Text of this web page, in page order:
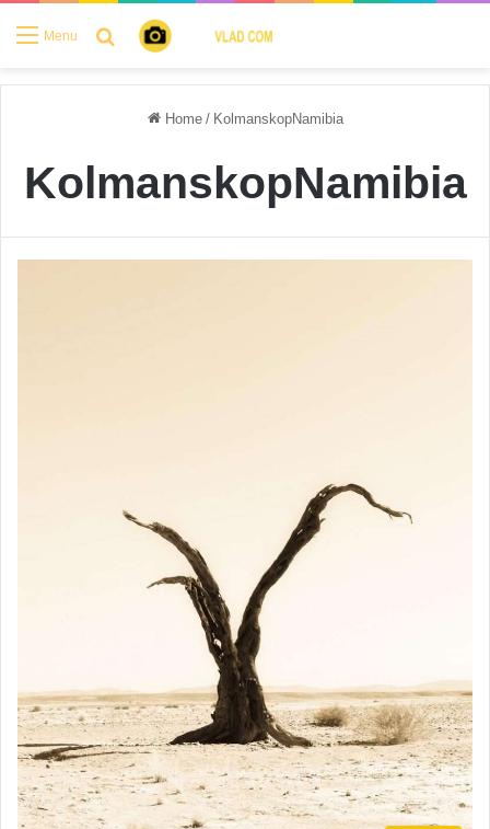
Menu Search for
Home / KolmanskopNamibia
KolmanskopNamibia